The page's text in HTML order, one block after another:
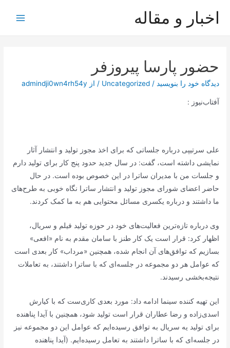
اخبار و مقاله
حضور پارسا پیروزفر
دیدگاه‌ خود را بنویسید /
Uncategorized / از admindji0wn4rh54y
آفتاب‌‌نیوز :
علی سرتیپی درباره جلساتی که برای اخذ مجوز تولید و انتشار آثار
نمایشی داشته است، گفت: در سال جدید حدود پنج کار برای تولید دارم
و جلسات من با مدیران ساترا در این خصوص بوده است. در حال
حاضر اعضای شورای مجوز تولید و انتشار ساترا نگاه خوبی به طرح‌های
ما داشتند و درباره یکسری مسائل محتوایی هم به ما کمک کردند.
وی درباره تازه‌ترین فعالیت‌های خود در حوزه تولید فیلم و سریال،
اظهار کرد: قرار است یک کار طنز با سامان مقدم به نام «افعی»
بسازیم که توافق‌های آن انجام شده، همچنین «مرداب» کار بعدی است
که عوامل هر دو مجموعه در جلسه‌ای که با ساترا داشتند، به تعاملات
نتیجه‌بخشی رسیدند.
این تهیه کننده سینما ادامه داد: مورد بعدی کاری‌ست که با کیارش
اسدی‌زاده و رضا عطاران قرار است تولید شود، همچنین با آیدا پناهنده
برای تولید یه سریال به توافق رسیده‌ایم که عوامل این دو مجموعه نیز
در جلسه‌ای که با ساترا داشتند به تعامل رسیده‌ایم. (آیدا پناهنده